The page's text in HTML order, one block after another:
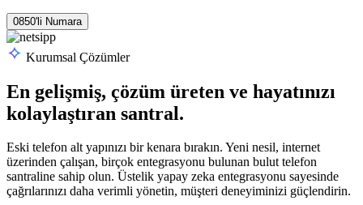
0850'li Numara
Kurumsal Çözümler
En gelişmiş, çözüm üreten ve hayatınızı
kolaylaştıran santral.
Eski telefon alt yapınızı bir kenara bırakın. Yeni nesil, internet
üzerinden çalışan, birçok entegrasyonu bulunan bulut telefon
santraline sahip olun. Üstelik yapay zeka entegrasyonu sayesinde
çağrılarınızı daha verimli yönetin, müşteri deneyiminizi güçlendirin.